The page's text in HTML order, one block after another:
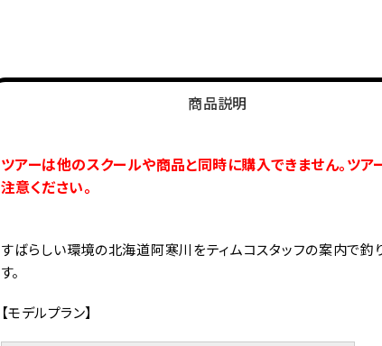
商品説明
ツアーは他のスクールや商品と同時に購入できません。ツ
注意ください。
すばらしい環境の北海道阿寒川をティムコスタッフの案内で釣
す。
【モデルプラン】